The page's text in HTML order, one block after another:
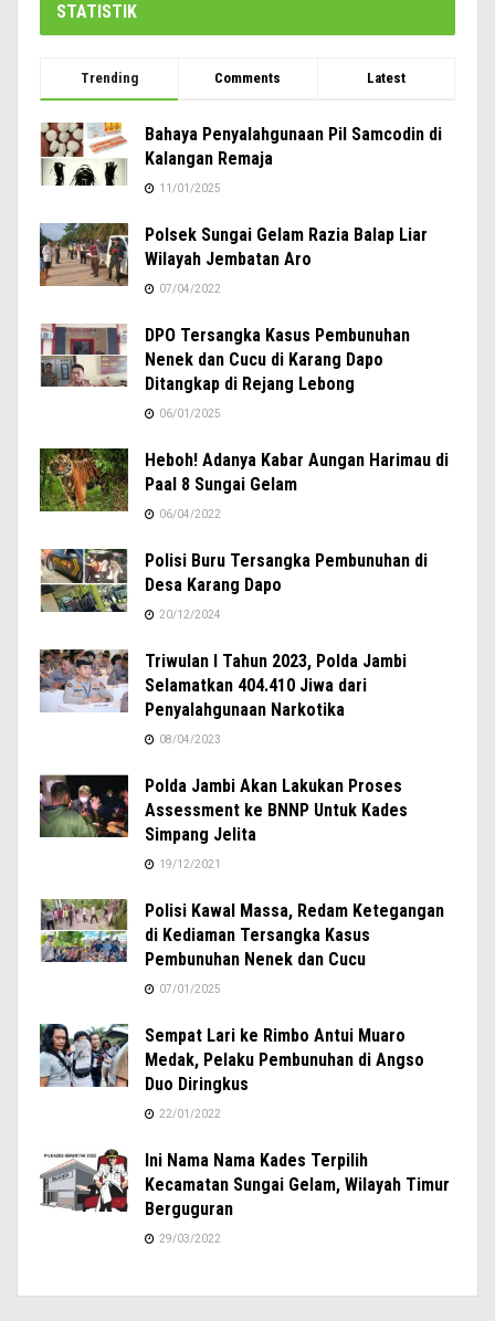
STATISTIK
Trending Comments Latest
Bahaya Penyalahgunaan Pil Samcodin di
Kalangan Remaja
11/01/2025
Polsek Sungai Gelam Razia Balap Liar
Wilayah Jembatan Aro
07/04/2022
DPO Tersangka Kasus Pembunuhan
Nenek dan Cucu di Karang Dapo
Ditangkap di Rejang Lebong
06/01/2025
Heboh! Adanya Kabar Aungan Harimau di
Paal 8 Sungai Gelam
06/04/2022
Polisi Buru Tersangka Pembunuhan di
Desa Karang Dapo
20/12/2024
Triwulan I Tahun 2023, Polda Jambi
Selamatkan 404.410 Jiwa dari
Penyalahgunaan Narkotika
08/04/2023
Polda Jambi Akan Lakukan Proses
Assessment ke BNNP Untuk Kades
Simpang Jelita
19/12/2021
Polisi Kawal Massa, Redam Ketegangan
di Kediaman Tersangka Kasus
Pembunuhan Nenek dan Cucu
07/01/2025
Sempat Lari ke Rimbo Antui Muaro
Medak, Pelaku Pembunuhan di Angso
Duo Diringkus
22/01/2022
Ini Nama Nama Kades Terpilih
Kecamatan Sungai Gelam, Wilayah Timur
Berguguran
29/03/2022